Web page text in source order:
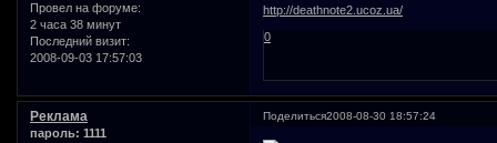
Провел на форуме:
2 часа 38 минут
Последний визит:
2008-09-03 17:57:03
http://deathnote2.ucoz.ua/
0
Поделиться2008-08-30 18:57:24
Реклама
пароль: 1111